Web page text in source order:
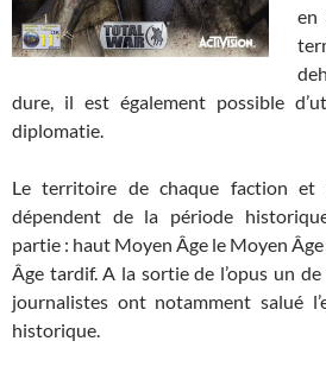
en
dure, il est également possible
diplomatie.
Le territoire de chaque faction et
dépendent de la période
partie : haut Moyen Âge le Moyen
Âge tardif. A la sortie de l’opus un
journalistes ont notamment salué
historique.